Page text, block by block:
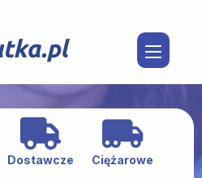
Dostawcze Ciężarowe